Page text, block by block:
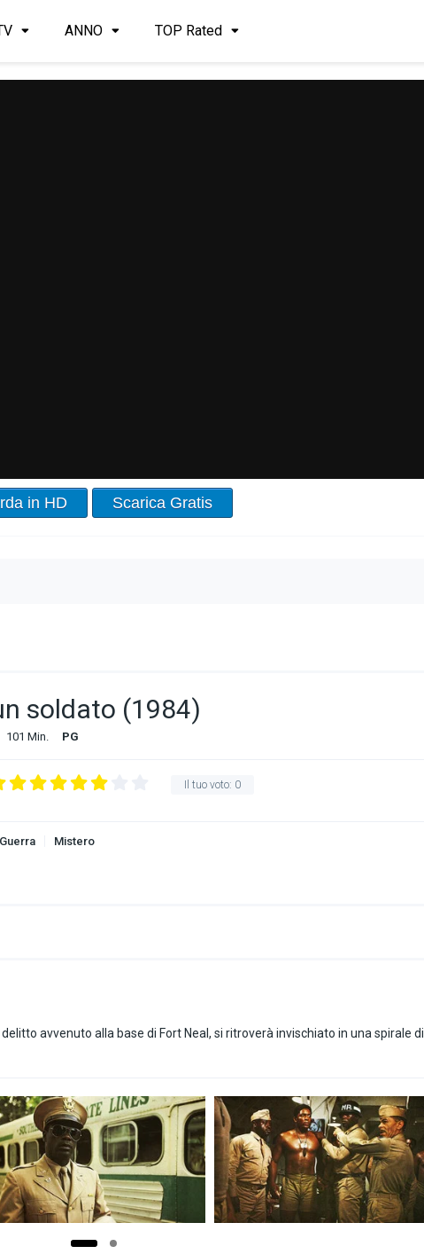
ANNO TOP Rated
in HD Scarica Gratis
soldato (1984)
101 Min. PG
Il tuo voto: 0
Guerra Mistero
avvenuto alla base di Fort Neal, si ritroverà invischiato in una spirale di